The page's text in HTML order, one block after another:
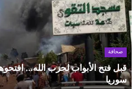
صحافة
قبل فتح الأبواب لحزب الله...
سوريا